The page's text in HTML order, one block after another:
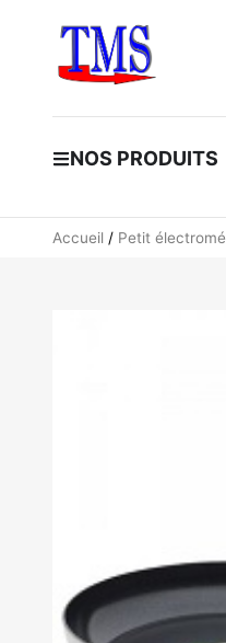
NOS PRODUITS
Accueil / Petit